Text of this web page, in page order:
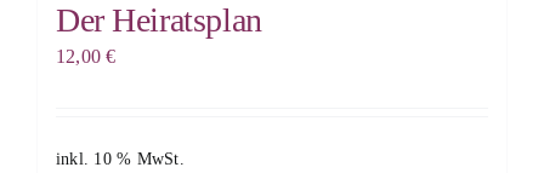
Der Heiratsplan
12,00€
inkl. 10 % MwSt.